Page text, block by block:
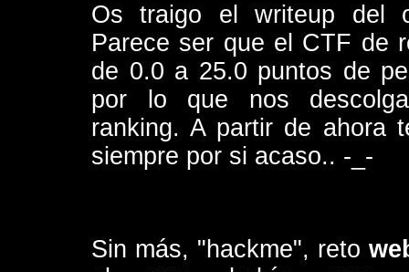
Os traigo el writeup del
Parece ser que el CTF de
de 0.0 a 25.0 puntos de
por lo que nos
ranking. A partir de ahora
siempre por si acaso.. -_-
Sin más, "hackme", reto